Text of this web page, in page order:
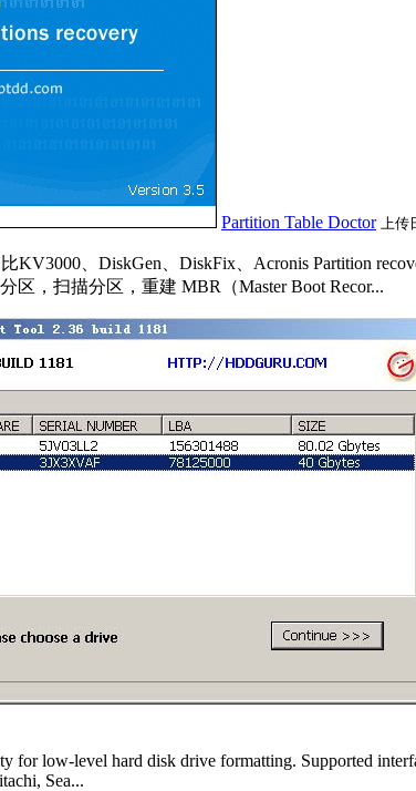
Partition Table Doctor 上传
KV3000、DiskGen、DiskFix、Acronis Partition
，扫描分区，重建 MBR（Master Boot Recor...
for low-level hard disk drive formatting. Supported
Sea...